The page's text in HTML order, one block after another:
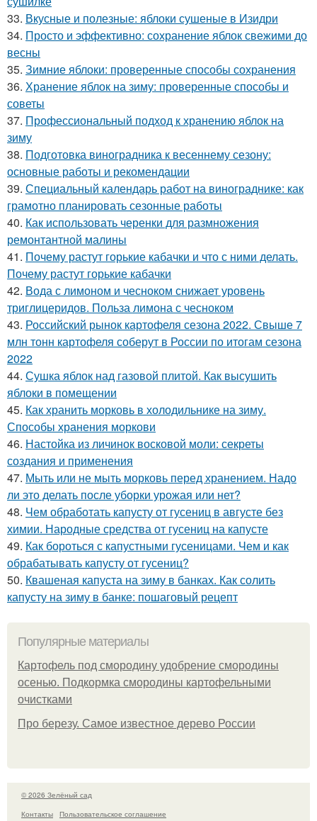
33. Вкусные и полезные: яблоки сушеные в Изидри
34. Просто и эффективно: сохранение яблок свежими до
весны
35. Зимние яблоки: проверенные способы сохранения
36. Хранение яблок на зиму: проверенные способы и
советы
37. Профессиональный подход к хранению яблок на
зиму
38. Подготовка виноградника к весеннему сезону:
основные работы и рекомендации
39. Специальный календарь работ на винограднике: как
грамотно планировать сезонные работы
40. Как использовать черенки для размножения
ремонтантной малины
41. Почему растут горькие кабачки и что с ними делать.
Почему растут горькие кабачки
42. Вода с лимоном и чесноком снижает уровень
триглицеридов. Польза лимона с чесноком
43. Российский рынок картофеля сезона 2022. Свыше 7
млн тонн картофеля соберут в России по итогам сезона
2022
44. Сушка яблок над газовой плитой. Как высушить
яблоки в помещении
45. Как хранить морковь в холодильнике на зиму.
Способы хранения моркови
46. Настойка из личинок восковой моли: секреты
создания и применения
47. Мыть или не мыть морковь перед хранением. Надо
ли это делать после уборки урожая или нет?
48. Чем обработать капусту от гусениц в августе без
химии. Народные средства от гусениц на капусте
49. Как бороться с капустными гусеницами. Чем и как
обрабатывать капусту от гусениц?
50. Квашеная капуста на зиму в банках. Как солить
капусту на зиму в банке: пошаговый рецепт
Популярные материалы
Картофель под смородину удобрение смородины
осенью. Подкормка смородины картофельными
очистками
Про березу. Самое известное дерево России
© 2026 Зелёный сад
Контакты
Пользовательское соглашение